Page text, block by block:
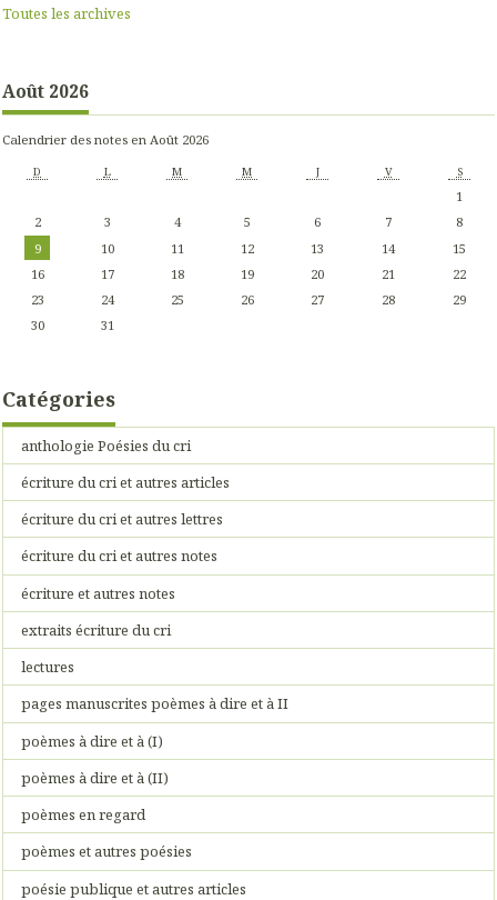
Toutes les archives
Août 2026
Calendrier des notes en Août 2026
D L M M J V S
1
2
3 4 5 6 7
8
9
10 11 12 13 14
15
16
17 18 19 20 21
22
23
24 25 26 27 28
29
30
31
Catégories
anthologie Poésies du cri
écriture du cri et autres articles
écriture du cri et autres lettres
écriture du cri et autres notes
écriture et autres notes
extraits écriture du cri
lectures
pages manuscrites poèmes à dire et à II
poèmes à dire et à (I)
poèmes à dire et à (II)
poèmes en regard
poèmes et autres poésies
poésie publique et autres articles